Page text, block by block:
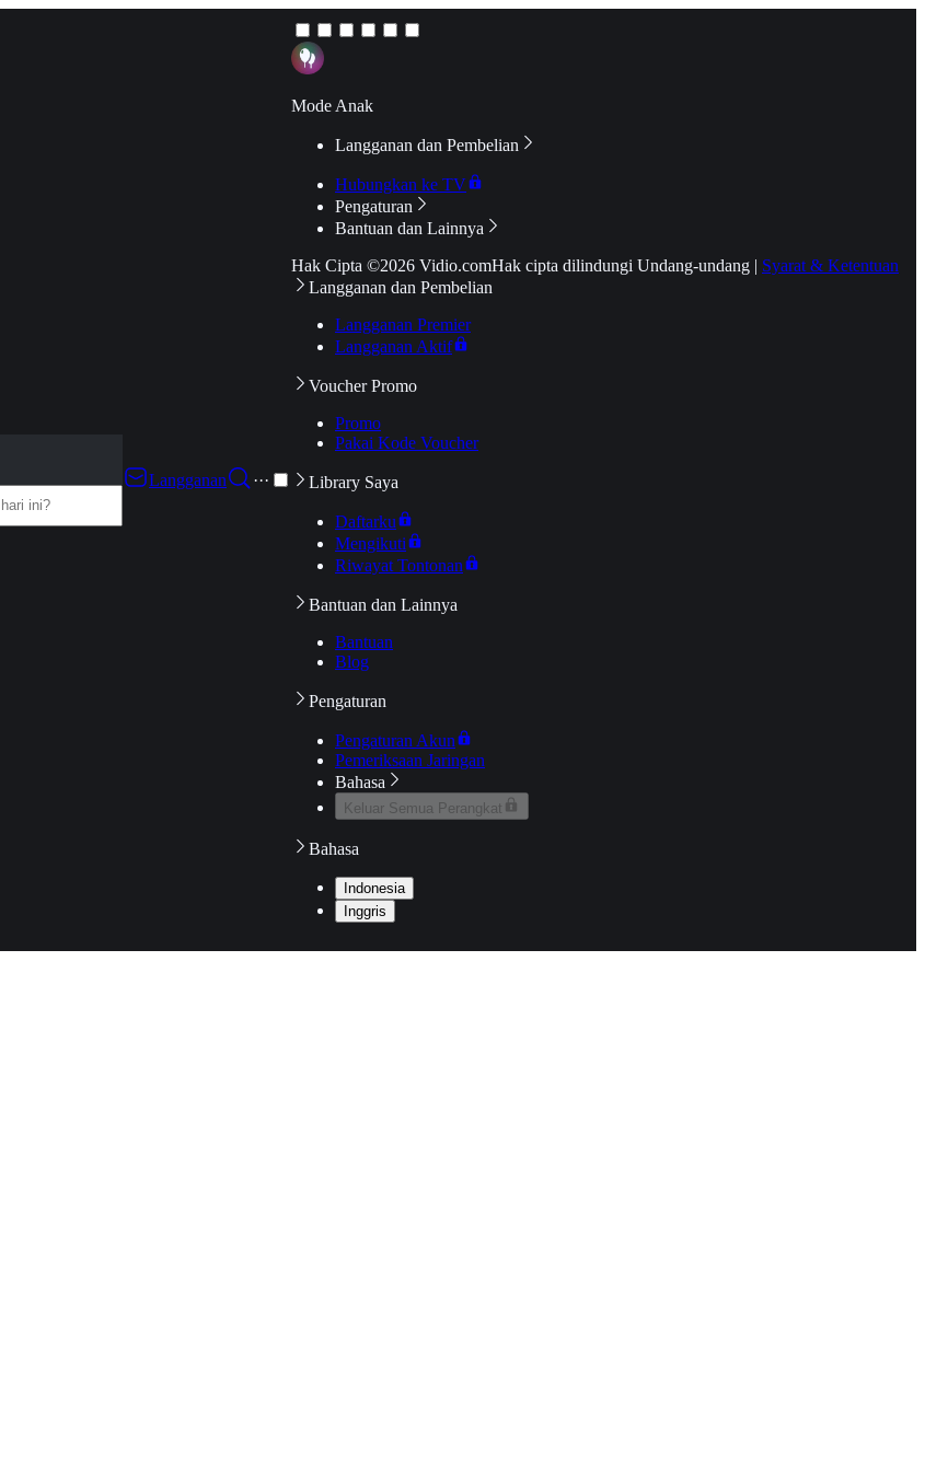
Langganan
···
Mode Anak
Langganan dan Pembelian
Hubungkan ke TV
Pengaturan
Bantuan dan Lainnya
Hak Cipta ©2026 Vidio.comHak cipta dilindungi Undang-undang | Syarat & Ketentuan
Langganan dan Pembelian
Langganan Premier
Langganan Aktif
Voucher Promo
Promo
Pakai Kode Voucher
Library Saya
Daftarku
Mengikuti
Riwayat Tontonan
Bantuan dan Lainnya
Bantuan
Blog
Pengaturan
Pengaturan Akun
Pemeriksaan Jaringan
Bahasa
Keluar Semua Perangkat
Bahasa
Indonesia
Inggris